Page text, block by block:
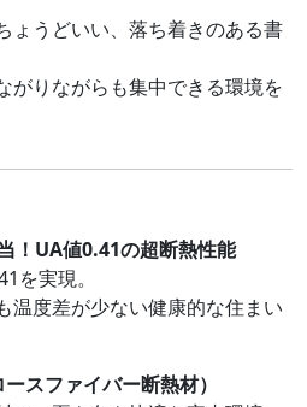
ょうどいい、落ち着きのある書
がりながらも集中できる環境を
！UA値0.41の超断熱性能
を実現。
温度差が少ない健康的な住まい
スファイバー断熱材）